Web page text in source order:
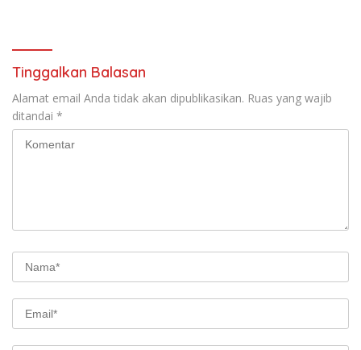
Tinggalkan Balasan
Alamat email Anda tidak akan dipublikasikan. Ruas yang wajib
ditandai *